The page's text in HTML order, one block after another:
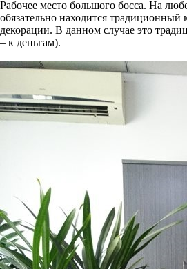
Рабочее место большого босса. На
обязательно находится традиционный
декорации. В данном случае это
– к деньгам).